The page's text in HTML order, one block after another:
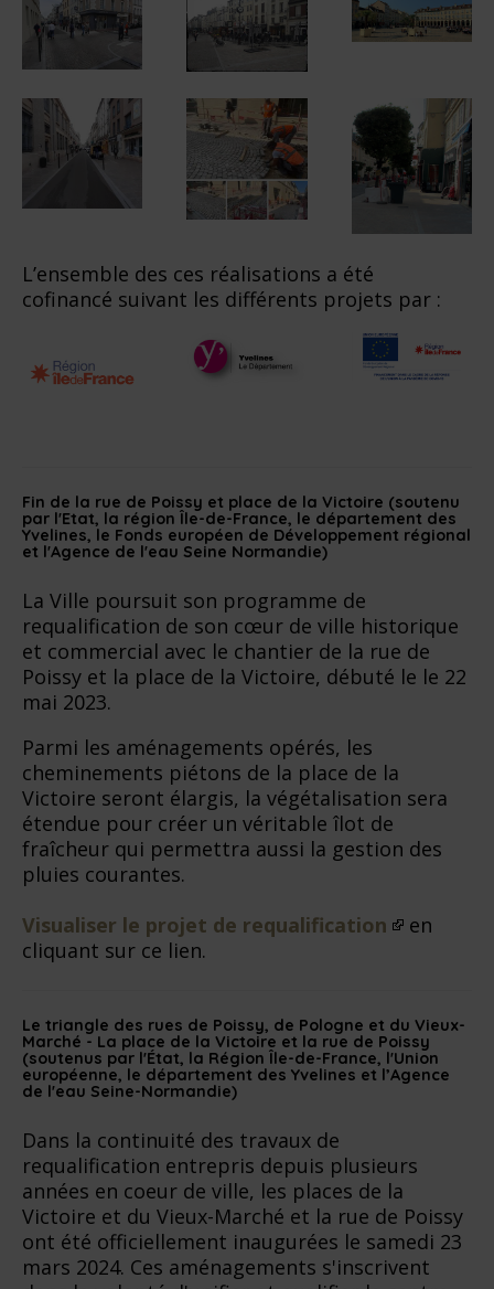
L’ensemble des ces réalisations a été
cofinancé suivant les différents projets par :
Fin de la rue de Poissy et place de la Victoire (soutenu
par l'Etat, la région Île-de-France, le département des
Yvelines, le Fonds européen de Développement régional
et l'Agence de l'eau Seine Normandie)
La Ville poursuit son programme de
requalification de son cœur de ville historique
et commercial avec le chantier de la rue de
Poissy et la place de la Victoire, débuté le le 22
mai 2023.
Parmi les aménagements opérés, les
cheminements piétons de la place de la
Victoire seront élargis, la végétalisation sera
étendue pour créer un véritable îlot de
fraîcheur qui permettra aussi la gestion des
pluies courantes.
Visualiser le projet de requalification
en
cliquant sur ce lien.
Le triangle des rues de Poissy, de Pologne et du Vieux-
Marché - La place de la Victoire et la rue de Poissy
(soutenus par l'État, la Région Île-de-France, l'Union
européenne, le département des Yvelines et l’Agence
de l'eau Seine-Normandie)
Dans la continuité des travaux de
requalification entrepris depuis plusieurs
années en coeur de ville, les places de la
Victoire et du Vieux-Marché et la rue de Poissy
ont été officiellement inaugurées le samedi 23
mars 2024. Ces aménagements s'inscrivent